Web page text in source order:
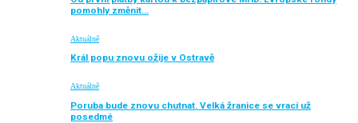
pomohly změnit…
Aktuálně
Král popu znovu ožije v Ostravě
Aktuálně
Poruba bude znovu chutnat. Velká žranice se vrací už
posedmé